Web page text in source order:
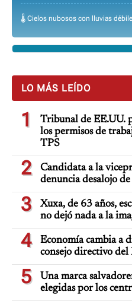
🌡️ Cielos nubosos con lluvias
LO MÁS LEÍDO
1
Tribunal de EE.UU.
los permisos de
TPS
2
Candidata a la
denuncia desalojo
3
Xuxa, de 63 años,
no dejó nada a la
4
Economía cambia a
consejo directivo del
5
Una marca
elegidas por los